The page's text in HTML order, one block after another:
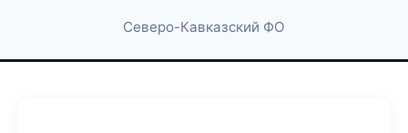
Северо-Кавказский ФО